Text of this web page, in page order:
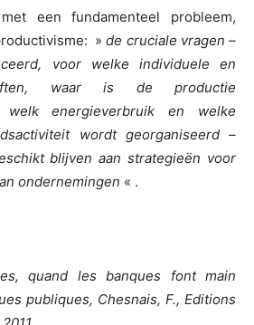
een fundamenteel probleem,
»de cruciale vragen –
voor welke individuele en
waar is de productie
welk energieverbruik en welke
wordt georganiseerd –
blijven aan strategieën voor
ondernemingen « .
quand les banques font main
publiques, Chesnais, F., Editions